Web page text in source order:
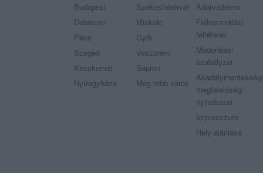
Budapest
Debrecen
Pécs
Szeged
Kecskemét
Nyíregyháza
Székesfehérvár
Miskolc
Győr
Veszprém
Sopron
Még több város
Adatvédelem
Felhasználási
feltételek
Moderálási
szabályzat
Akadálymentességi
megfelelőségi
nyilatkozat
Impresszum
Hely ajánlása